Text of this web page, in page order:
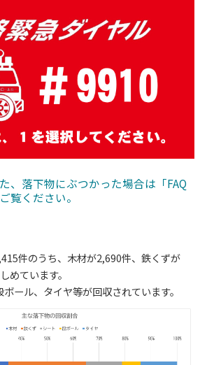
、落下物にぶつかった場合は「FAQ
覧ください。
件のうち、木材が2,690件、鉄くずが
めています。
ール、タイヤ等が回収されています。